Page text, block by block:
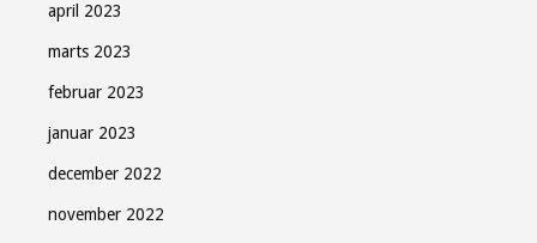
april 2023
marts 2023
februar 2023
januar 2023
december 2022
november 2022